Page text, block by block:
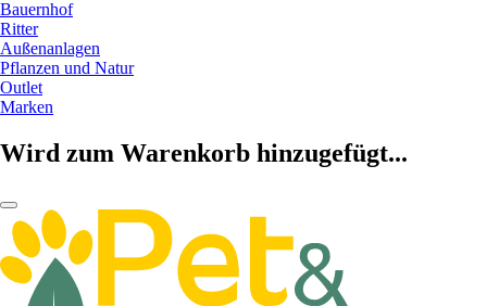
Bauernhof
Ritter
Außenanlagen
Pflanzen und Natur
Outlet
Marken
Wird zum Warenkorb hinzugefügt...